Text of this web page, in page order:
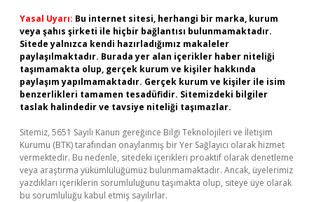
Yasal Uyarı: Bu internet sitesi, herhangi bir marka, kurum
veya şahıs şirketi ile hiçbir bağlantısı bulunmamaktadır.
Sitede yalnızca kendi hazırladığımız makaleler
paylaşılmaktadır. Burada yer alan içerikler haber niteliği
taşımamakta olup, gerçek kurum ve kişiler hakkında
paylaşım yapılmamaktadır. Gerçek kurum ve kişiler ile isim
benzerlikleri tamamen tesadüfidir. Sitemizdeki bilgiler
taslak halindedir ve tavsiye niteliği taşımazlar.
Sitemiz, 5651 Sayılı Kanun gereğince Bilgi Teknolojileri ve İletişim
Kurumu (BTK) tarafından onaylanmış bir Yer Sağlayıcı olarak hizmet
vermektedir. Bu nedenle, sitedeki içerikleri proaktif olarak denetleme
veya araştırma yükümlülüğümüz bulunmamaktadır. Ancak, üyelerimiz
yazdıkları içeriklerin sorumluluğunu taşımakta olup, siteye üye olarak
bu sorumluluğu kabul etmiş sayılırlar.